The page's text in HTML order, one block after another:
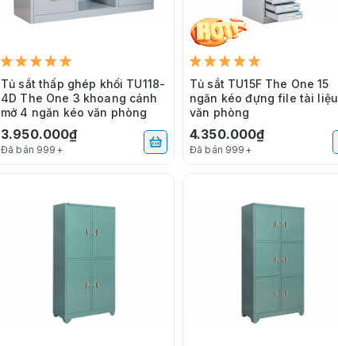
Tủ sắt thấp ghép khối TU118-
4D The One 3 khoang cánh
mở 4 ngăn kéo văn phòng
3.950.000₫
Đã bán 999+
Tủ sắt TU15F The One 15
ngăn kéo đựng file tài liệu
văn phòng
4.350.000₫
Đã bán 999+